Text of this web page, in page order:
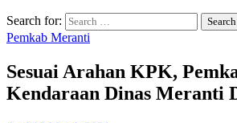
Search for:
Pemkab Meranti
Sesuai Arahan KPK,
Kendaraan Dinas Meranti